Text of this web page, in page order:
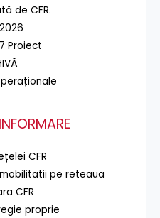
de CFR.
Proiect
CFR
pe reteaua
CFR
proprie